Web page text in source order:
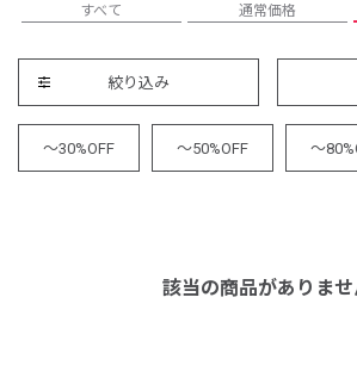
すべて 通常価格
絞り込み
～30%OFF ～50%OFF ～
該当の商品がありま